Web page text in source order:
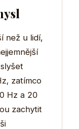
než u lidí,
zatímco
Hz a 20
zachytit